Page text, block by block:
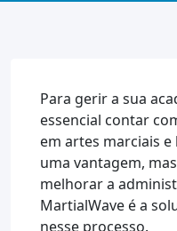
Para gerir a sua
essencial contar
em artes marciais e
uma vantagem,
melhorar a
MartialWave é a
nesse processo.